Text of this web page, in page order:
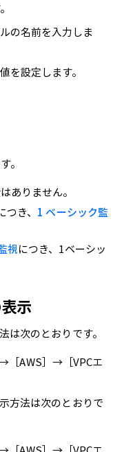
の名前を入力しま
を設定します。
。
ありません。
き、 1 ベーシック監
視につき、1ベーシッ
示
は次のとおりです。
［AWS］→［VPCエ
方法は次のとおりで